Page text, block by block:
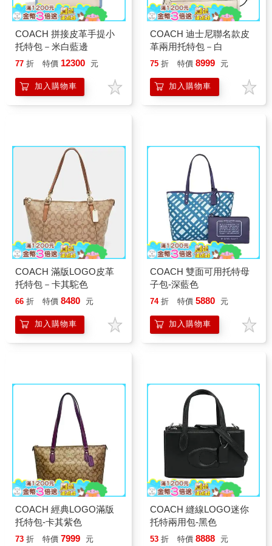
COACH 拼接皮革手提小
托特包－米白藍邊
77 折 特價 12300 元
加入購物車
COACH 迪士尼聯名款皮
革兩用托特包－白
75 折 特價 8999 元
加入購物車
COACH 滿版LOGO皮革
托特包－卡其駝色
66 折 特價 8480 元
加入購物車
COACH 雙面可用托特母
子包-深藍色
74 折 特價 5880 元
加入購物車
COACH 經典LOGO滿版
托特包-卡其紫色
73 折 特價 7999 元
COACH 縫線LOGO迷你
托特兩用包-黑色
53 折 特價 8888 元